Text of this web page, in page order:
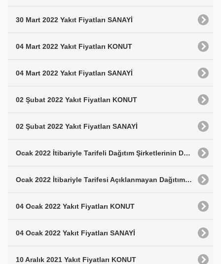
30 Mart 2022 Yakıt Fiyatları SANAYİ
04 Mart 2022 Yakıt Fiyatları KONUT
04 Mart 2022 Yakıt Fiyatları SANAYİ
02 Şubat 2022 Yakıt Fiyatları KONUT
02 Şubat 2022 Yakıt Fiyatları SANAYİ
Ocak 2022 İtibariyle Tarifeli Dağıtım Şirketlerinin Doğalgaz Satış Fiyatları
Ocak 2022 İtibariyle Tarifesi Açıklanmayan Dağıtım Şirketlerinin Doğalgaz Satış Fiyatları
04 Ocak 2022 Yakıt Fiyatları KONUT
04 Ocak 2022 Yakıt Fiyatları SANAYİ
10 Aralık 2021 Yakıt Fiyatları KONUT